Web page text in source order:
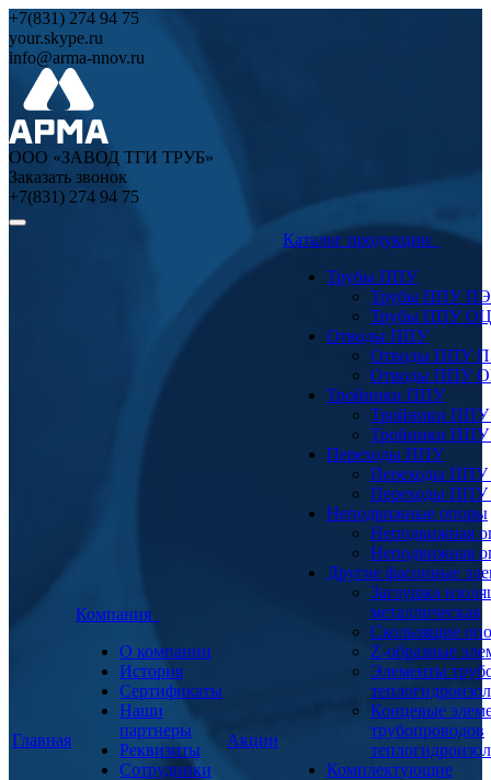
+7(831) 274 94 75
your.skype.ru
info@arma-nnov.ru
ООО «ЗАВОД ТГИ ТРУБ»
Заказать звонок
+7(831) 274 94 75
Главная
Компания
О компании
История
Сертификаты
Наши
партнеры
Реквизиты
Сотрудники
Акции
Каталог продукции
Трубы ППУ
Трубы ППУ ПЭ
Трубы ППУ ОЦ
Отводы ППУ
Отводы ППУ
Отводы ППУ
Тройники ППУ
Тройники
Тройники
Переходы ППУ
Переходы
Переходы
Неподвижные опоры
Неподвижная
Неподвижная
Другие фасонные
Заглушка
металлическая
Скользящие
Z-образные
Элементы
Концевые
трубопроводов
Комплектующие